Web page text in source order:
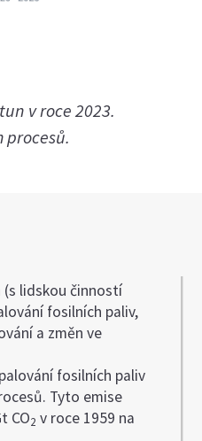
v roce 2023.
procesů.
(s lidskou činností
fosilních paliv,
a změn ve
fosilních paliv
Tyto emise
CO2 v roce 1959 na